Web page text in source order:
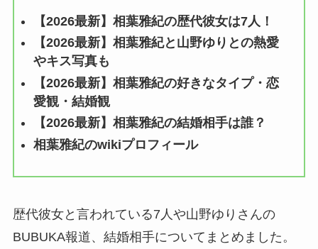
【2026最新】相葉雅紀の歴代彼女は7人！
【2026最新】相葉雅紀と山野ゆりとの熱愛
やキス写真も
【2026最新】相葉雅紀の好きなタイプ・恋
愛観・結婚観
【2026最新】相葉雅紀の結婚相手は誰？
相葉雅紀のwikiプロフィール
歴代彼女と言われている7人や山野ゆりさんの
BUBUKA報道、結婚相手についてまとめました。